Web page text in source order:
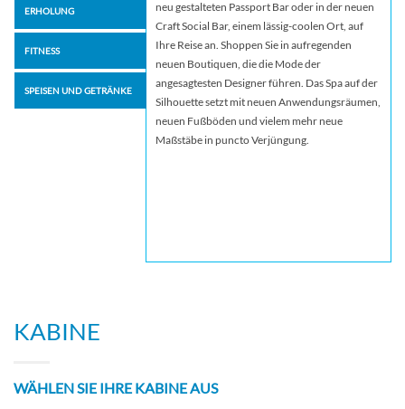
ERHOLUNG
FITNESS
SPEISEN UND GETRÄNKE
neu gestalteten Passport Bar oder in der neuen
Craft Social Bar, einem lässig-coolen Ort, auf
Ihre Reise an. Shoppen Sie in aufregenden
neuen Boutiquen, die die Mode der
angesagtesten Designer führen. Das Spa auf der
Silhouette setzt mit neuen Anwendungsräumen,
neuen Fußböden und vielem mehr neue
Maßstäbe in puncto Verjüngung.
KABINE
WÄHLEN SIE IHRE KABINE AUS